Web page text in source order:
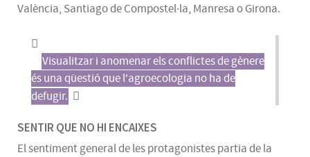
València, Santiago de Compostel·la, Manresa o Girona.
Visualitzar i anomenar els conflictes de gènere
és una qüestió que l'agroecologia no ha de
defugir.
SENTIR QUE NO HI ENCAIXES
El sentiment general de les protagonistes partia de la